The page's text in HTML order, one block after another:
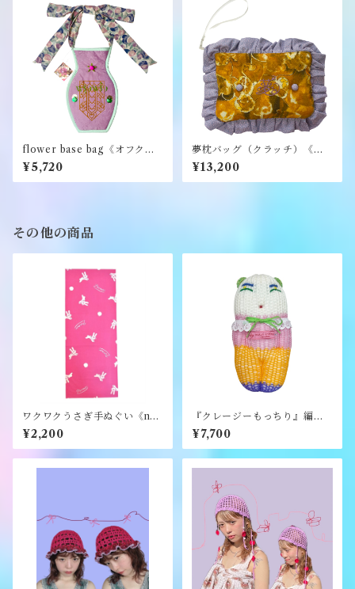
flower base bag《オフクワ
ケ》
¥5,720
夢枕バッグ（クラッチ）《オ
フクワケ》
¥13,200
その他の商品
ワクワクうさぎ手ぬぐい《na
mo.》
¥2,200
『クレージーもっちり』編み
ぐるみ《むくり》
¥7,700